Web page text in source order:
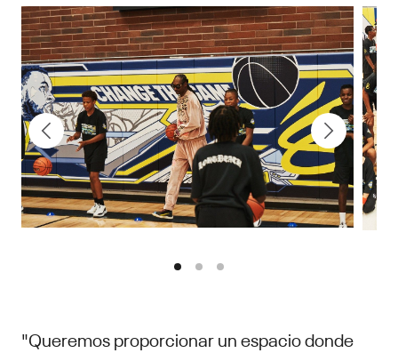
"Queremos proporcionar un espacio donde